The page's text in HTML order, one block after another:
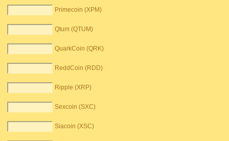
Primecoin (XPM)
Qtum (QTUM)
QuarkCoin (QRK)
ReddCoin (RDD)
Ripple (XRP)
Sexcoin (SXC)
Siacoin (XSC)